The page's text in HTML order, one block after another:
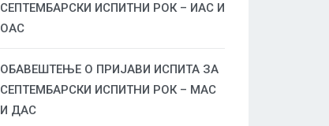
СЕПТЕМБАРСКИ ИСПИТНИ РОК – ИАС И
ОАС
ОБАВЕШТЕЊЕ О ПРИЈАВИ ИСПИТА ЗА
СЕПТЕМБАРСКИ ИСПИТНИ РОК – МАС
И ДАС